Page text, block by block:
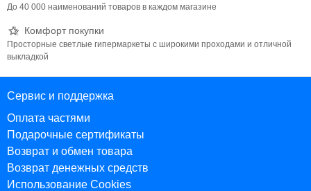
До 40 000 наименований товаров в каждом магазине
Комфорт покупки
Просторные светлые гипермаркеты с широкими проходами и отличной
выкладкой
Сервис и поддержка
Оплата частями
Подарочные сертификаты
Возврат и обмен товара
Возврат денежных средств
Использование Cookies